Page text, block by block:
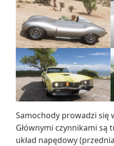
Samochody prowadzi się
Głównymi czynnikami są
układ napędowy